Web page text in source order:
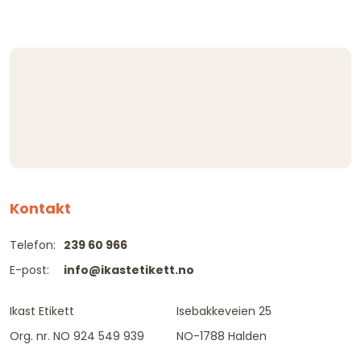
Kontakt
Telefon:
E-post:
239 60 966
info@ikastetikett.no
Ikast Etikett
Org. nr. NO 924 549 939
Isebakkeveien 25
NO-1788 Halden